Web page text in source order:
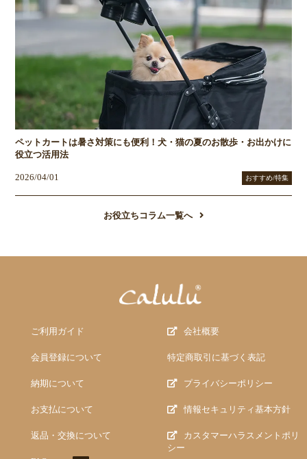
ペットカートは暑さ対策にも便利！犬・猫の夏のお散歩・お出かけに
役立つ活用法
2026/04/01 おすすめ/特集
お役立ちコラム一覧へ
ご利用ガイド
会員登録について
納期について
お支払について
返品・交換について
会社概要
特定商取引に基づく表記
プライバシーポリシー
情報セキュリティ基本方針
カスタマーハラスメントポリ
シー